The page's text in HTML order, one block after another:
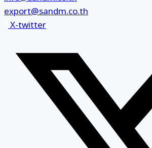
export@sandm.co.th
X-twitter